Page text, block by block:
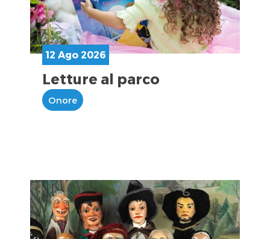
12 Ago 2026
Letture al parco
Onore